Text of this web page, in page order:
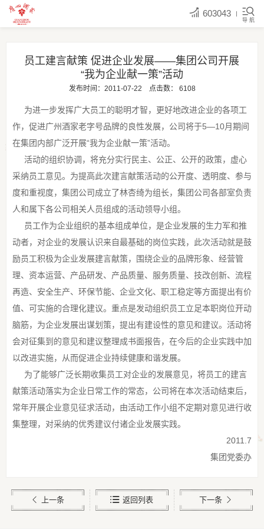
603043
导 航
员工建言献策 促进企业发展——集团公司开展
“我为企业献一策”活动
发布时间：2011-07-22 点击数： 6108
为进一步发挥广大员工的聪明才智，更好地改进企业的各项工
作，促进广州酒家老字号品牌的良性发展，公司将于5—10月期间
在集团内部广泛开展“我为企业献一策”活动。
活动的组织协调，将充分实行民主、公正、公开的政策，虚心
采纳员工意见。为提高此次建言献策活动的公开度、透明度、参与
度和重视度，集团公司成立了林杏绮为组长，集团公司各部室负责
人和属下各公司相关人员组成的活动领导小组。
员工作为企业组织的基本组成单位，是企业发展的生力军和推
动者，对企业的发展认识来自最基础的岗位实践，此次活动就是鼓
励员工积极为企业发展建言献策，围绕企业的品牌形象、经营管
理、资本运营、产品研发、产品质量、服务质量、技改创新、流程
再造、安全生产、环保节能、企业文化、职工稳定等方面提出有价
值、可实施的合理化建议。重点是发动组织员工立足本职岗位开动
脑筋，为企业发展出谋划策，提出有建设性的意见和建议。活动将
会对征集到的意见和建议整理成书面报告，在今后的企业实践中加
以改进实施，从而促进企业持续健康和谐发展。
为了能够广泛长期收集员工对企业的发展意见，将员工的建言
献策活动落实为企业日常工作的常态，公司将在本次活动结束后，
常年开展企业意见征求活动，由活动工作小组不定期对意见进行收
集整理，对采纳的优秀建议付诸企业发展实践。
2011.7
集团党委办
上一条 返回列表 下一条